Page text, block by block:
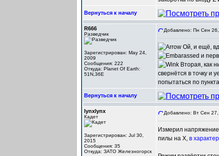
Вернуться к началу
R666
Разведчик
Зарегистрирован: May 24,
2009
Сообщения: 222
Откуда: Planet Of Earth:
51N,36E
Добавлено: Пн Сен
Ой, и ещё,
и
Вторая, как
свернётся в точку и
попытаться по
Вернуться к началу
lynxlynx
Кадет
Зарегистрирован: Jul 30,
2015
Сообщения: 35
Откуда: ЗАТО Железногорск
Добавлено: Вт Сен
Измерил
пилы на X, в